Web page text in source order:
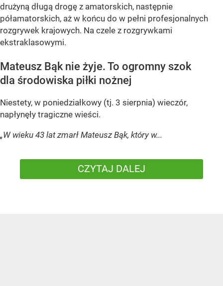
drużyną długą drogę z amatorskich, następnie
półamatorskich, aż w końcu do w pełni profesjonalnych
rozgrywek krajowych. Na czele z rozgrywkami
ekstraklasowymi.
Mateusz Bąk nie żyje. To ogromny szok
dla środowiska piłki nożnej
Niestety, w poniedziałkowy (tj. 3 sierpnia) wieczór,
napłynęły tragiczne wieści.
„W wieku 43 lat zmarł Mateusz Bąk, który w...
CZYTAJ DALEJ